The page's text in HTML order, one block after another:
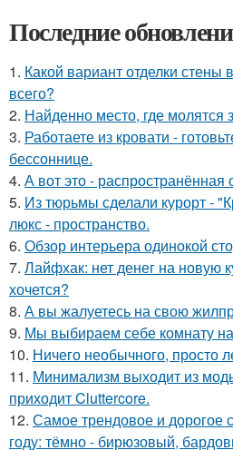
Последние
1. Какой вариант отделки
всего?
2. Найденно место, где молятся
3. Работаете из кровати -
бессоннице.
4. А вот это - распространённая
5. Из тюрьмы сделали курорт -
люкс - пространство.
6. Обзор интерьера одинокой
7. Лайфхак: нет денег на новую
хочется?
8. А вы жалуетесь на свою
9. Мы выбираем себе комнату
10. Ничего необычного, просто
11. Минимализм выходит из
приходит Cluttercore.
12. Самое трендовое и дорогое
году: тёмно - бирюзовый,